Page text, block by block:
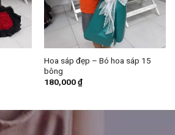
Hoa sáp đẹp – Bó hoa sáp 15
bông
180,000₫